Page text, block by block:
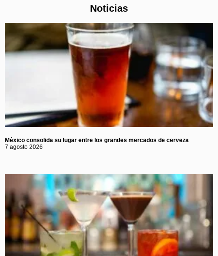
Noticias
México consolida su lugar entre los grandes mercados de cerveza
7 agosto 2026